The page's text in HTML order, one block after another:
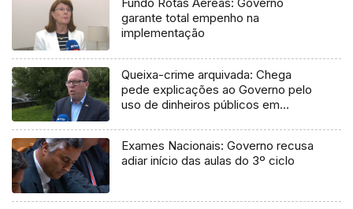
garante total empenho na
implementação
Queixa-crime arquivada: Chega
pede explicações ao Governo pelo
uso de dinheiros públicos em
Exames Nacionais: Governo recusa
adiar início das aulas do 3º ciclo